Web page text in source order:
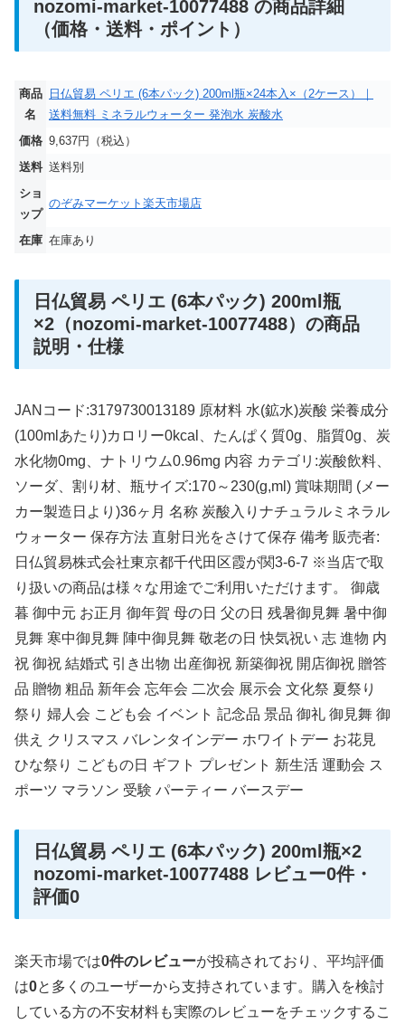
nozomi-market-10077488 の商品詳細
（価格・送料・ポイント）
商品
名
日仏貿易 ペリエ (6本パック) 200ml瓶×24本入×（2ケース）｜
送料無料 ミネラルウォーター 発泡水 炭酸水
価格 9,637円（税込）
送料 送料別
ショ
ップ
のぞみマーケット楽天市場店
在庫 在庫あり
日仏貿易 ペリエ (6本パック) 200ml瓶
×2（nozomi-market-10077488）の商品
説明・仕様
JANコード:3179730013189 原材料 水(鉱水)炭酸 栄養成分
(100mlあたり)カロリー0kcal、たんぱく質0g、脂質0g、炭
水化物0mg、ナトリウム0.96mg 内容 カテゴリ:炭酸飲料、
ソーダ、割り材、瓶サイズ:170～230(g,ml) 賞味期間 (メー
カー製造日より)36ヶ月 名称 炭酸入りナチュラルミネラル
ウォーター 保存方法 直射日光をさけて保存 備考 販売者:
日仏貿易株式会社東京都千代田区霞が関3-6-7 ※当店で取
り扱いの商品は様々な用途でご利用いただけます。 御歳
暮 御中元 お正月 御年賀 母の日 父の日 残暑御見舞 暑中御
見舞 寒中御見舞 陣中御見舞 敬老の日 快気祝い 志 進物 内
祝 御祝 結婚式 引き出物 出産御祝 新築御祝 開店御祝 贈答
品 贈物 粗品 新年会 忘年会 二次会 展示会 文化祭 夏祭り
祭り 婦人会 こども会 イベント 記念品 景品 御礼 御見舞 御
供え クリスマス バレンタインデー ホワイトデー お花見
ひな祭り こどもの日 ギフト プレゼント 新生活 運動会 ス
ポーツ マラソン 受験 パーティー バースデー
日仏貿易 ペリエ (6本パック) 200ml瓶×2
nozomi-market-10077488 レビュー0件・
評価0
楽天市場では0件のレビューが投稿されており、平均評価
は0と多くのユーザーから支持されています。購入を検討
している方の不安材料も実際のレビューをチェックするこ